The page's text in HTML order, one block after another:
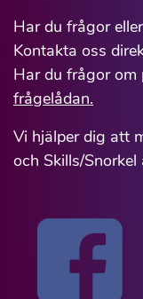
Har du frågor
Kontakta oss
Har du frågor om
frågelådan.
Vi hjälper dig att
och Skills/